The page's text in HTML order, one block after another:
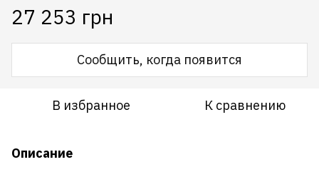
27 253 грн
Сообщить, когда появится
В избранное К сравнению
Описание